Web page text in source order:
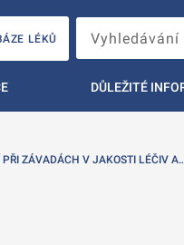
LÉKŮ
DŮLEŽITÉ
PŘI ZÁVADÁCH V JAKOSTI LÉČIV